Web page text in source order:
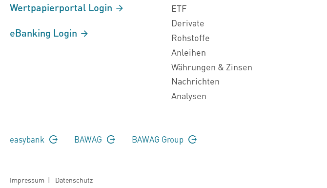
Wertpapierportal Login
eBanking Login
ETF
Derivate
Rohstoffe
Anleihen
Währungen & Zinsen
Nachrichten
Analysen
easybank BAWAG BAWAG Group
Impressum | Datenschutz